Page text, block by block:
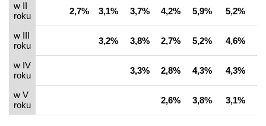
w II
roku
2,7% 3,1% 3,7% 4,2% 5,9% 5,2%
w III
roku
3,2% 3,8% 2,7% 5,2% 4,6%
w IV
roku
3,3% 2,8% 4,3% 4,3%
w V
roku
2,6% 3,8% 3,1%